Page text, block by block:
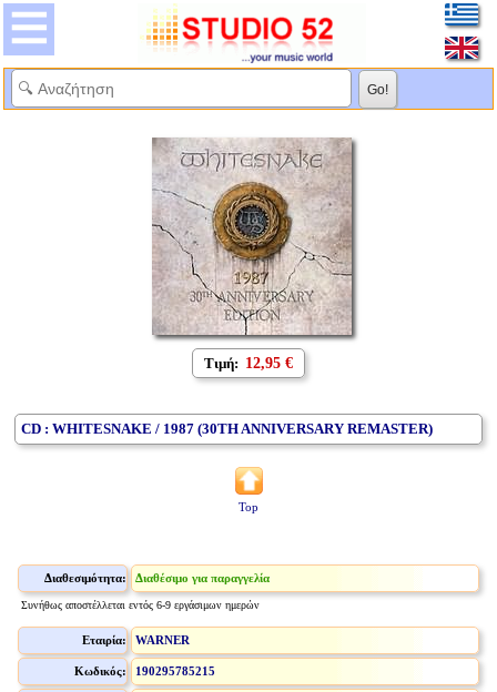
Τιμή: 12,95 €
CD : WHITESNAKE / 1987 (30TH ANNIVERSARY REMASTER)
Top
Διαθεσιμότητα: Διαθέσιμο για παραγγελία
Συνήθως αποστέλλεται εντός 6-9 εργάσιμων ημερών
Εταιρία: WARNER
Κωδικός: 190295785215